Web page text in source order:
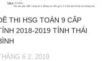
THI HSG TOÁN 9 CẤP
2018-2019 TỈNH THÁI
6 2, 2019